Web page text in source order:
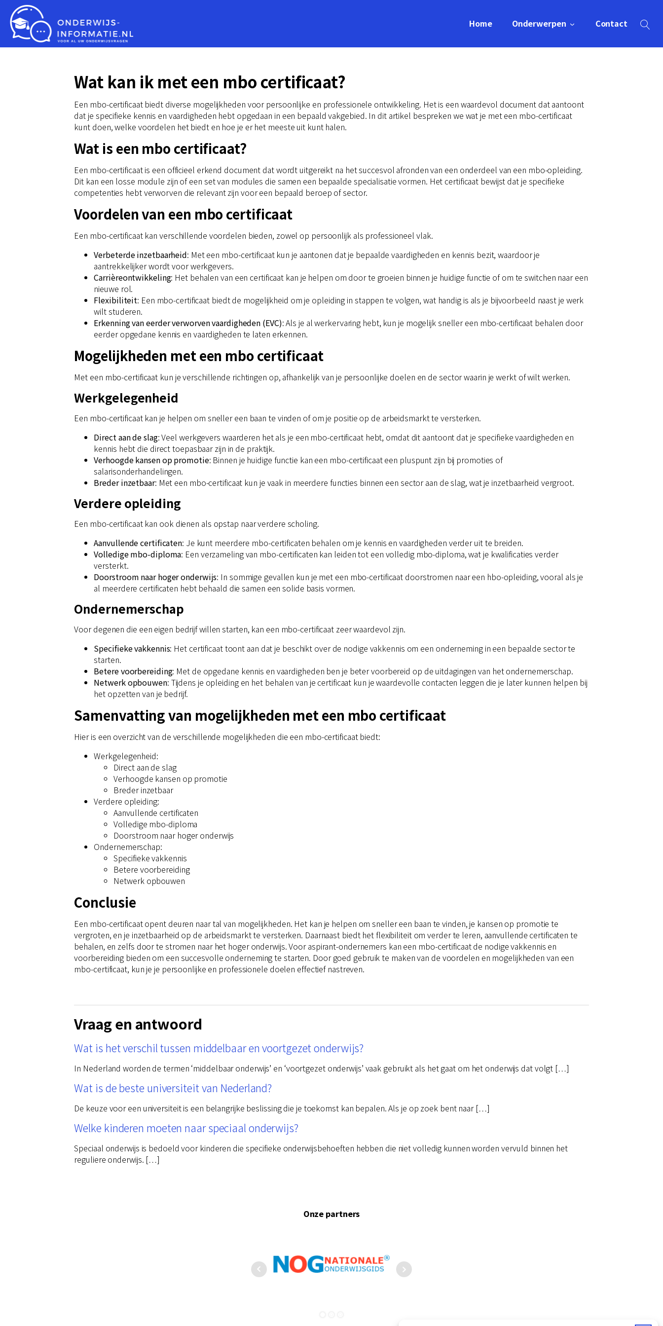
Home Onderwerpen Contact
Wat kan ik met een mbo certificaat?
Een mbo-certificaat biedt diverse mogelijkheden voor persoonlijke en professionele ontwikkeling. Het is een waardevol document dat aantoont
dat je specifieke kennis en vaardigheden hebt opgedaan in een bepaald vakgebied. In dit artikel bespreken we wat je met een mbo-certificaat
kunt doen, welke voordelen het biedt en hoe je er het meeste uit kunt halen.
Wat is een mbo certificaat?
Een mbo-certificaat is een officieel erkend document dat wordt uitgereikt na het succesvol afronden van een onderdeel van een mbo-opleiding.
Dit kan een losse module zijn of een set van modules die samen een bepaalde specialisatie vormen. Het certificaat bewijst dat je specifieke
competenties hebt verworven die relevant zijn voor een bepaald beroep of sector.
Voordelen van een mbo certificaat
Een mbo-certificaat kan verschillende voordelen bieden, zowel op persoonlijk als professioneel vlak.
Verbeterde inzetbaarheid: Met een mbo-certificaat kun je aantonen dat je bepaalde vaardigheden en kennis bezit, waardoor je
aantrekkelijker wordt voor werkgevers.
Carrièreontwikkeling: Het behalen van een certificaat kan je helpen om door te groeien binnen je huidige functie of om te switchen naar een
nieuwe rol.
Flexibiliteit: Een mbo-certificaat biedt de mogelijkheid om je opleiding in stappen te volgen, wat handig is als je bijvoorbeeld naast je werk
wilt studeren.
Erkenning van eerder verworven vaardigheden (EVC): Als je al werkervaring hebt, kun je mogelijk sneller een mbo-certificaat behalen door
eerder opgedane kennis en vaardigheden te laten erkennen.
Mogelijkheden met een mbo certificaat
Met een mbo-certificaat kun je verschillende richtingen op, afhankelijk van je persoonlijke doelen en de sector waarin je werkt of wilt werken.
Werkgelegenheid
Een mbo-certificaat kan je helpen om sneller een baan te vinden of om je positie op de arbeidsmarkt te versterken.
Direct aan de slag: Veel werkgevers waarderen het als je een mbo-certificaat hebt, omdat dit aantoont dat je specifieke vaardigheden en
kennis hebt die direct toepasbaar zijn in de praktijk.
Verhoogde kansen op promotie: Binnen je huidige functie kan een mbo-certificaat een pluspunt zijn bij promoties of
salarisonderhandelingen.
Breder inzetbaar: Met een mbo-certificaat kun je vaak in meerdere functies binnen een sector aan de slag, wat je inzetbaarheid vergroot.
Verdere opleiding
Een mbo-certificaat kan ook dienen als opstap naar verdere scholing.
Aanvullende certificaten: Je kunt meerdere mbo-certificaten behalen om je kennis en vaardigheden verder uit te breiden.
Volledige mbo-diploma: Een verzameling van mbo-certificaten kan leiden tot een volledig mbo-diploma, wat je kwalificaties verder
versterkt.
Doorstroom naar hoger onderwijs: In sommige gevallen kun je met een mbo-certificaat doorstromen naar een hbo-opleiding, vooral als je
al meerdere certificaten hebt behaald die samen een solide basis vormen.
Ondernemerschap
Voor degenen die een eigen bedrijf willen starten, kan een mbo-certificaat zeer waardevol zijn.
Specifieke vakkennis: Het certificaat toont aan dat je beschikt over de nodige vakkennis om een onderneming in een bepaalde sector te
starten.
Betere voorbereiding: Met de opgedane kennis en vaardigheden ben je beter voorbereid op de uitdagingen van het ondernemerschap.
Netwerk opbouwen: Tijdens je opleiding en het behalen van je certificaat kun je waardevolle contacten leggen die je later kunnen helpen bij
het opzetten van je bedrijf.
Samenvatting van mogelijkheden met een mbo certificaat
Hier is een overzicht van de verschillende mogelijkheden die een mbo-certificaat biedt:
Werkgelegenheid:
Direct aan de slag
Verhoogde kansen op promotie
Breder inzetbaar
Verdere opleiding:
Aanvullende certificaten
Volledige mbo-diploma
Doorstroom naar hoger onderwijs
Ondernemerschap:
Specifieke vakkennis
Betere voorbereiding
Netwerk opbouwen
Conclusie
Een mbo-certificaat opent deuren naar tal van mogelijkheden. Het kan je helpen om sneller een baan te vinden, je kansen op promotie te
vergroten, en je inzetbaarheid op de arbeidsmarkt te versterken. Daarnaast biedt het flexibiliteit om verder te leren, aanvullende certificaten te
behalen, en zelfs door te stromen naar het hoger onderwijs. Voor aspirant-ondernemers kan een mbo-certificaat de nodige vakkennis en
voorbereiding bieden om een succesvolle onderneming te starten. Door goed gebruik te maken van de voordelen en mogelijkheden van een
mbo-certificaat, kun je je persoonlijke en professionele doelen effectief nastreven.
Vraag en antwoord
Wat is het verschil tussen middelbaar en voortgezet onderwijs?
In Nederland worden de termen ‘middelbaar onderwijs’ en ‘voortgezet onderwijs’ vaak gebruikt als het gaat om het onderwijs dat volgt […]
Wat is de beste universiteit van Nederland?
De keuze voor een universiteit is een belangrijke beslissing die je toekomst kan bepalen. Als je op zoek bent naar […]
Welke kinderen moeten naar speciaal onderwijs?
Speciaal onderwijs is bedoeld voor kinderen die specifieke onderwijsbehoeften hebben die niet volledig kunnen worden vervuld binnen het
reguliere onderwijs. […]
Onze partners